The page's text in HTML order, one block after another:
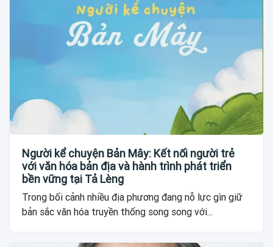
Người kể chuyện Bản Mây: Kết nối người trẻ
với văn hóa bản địa và hành trình phát triển
bền vững tại Tả Lèng
Trong bối cảnh nhiều địa phương đang nỗ lực gìn giữ
bản sắc văn hóa truyền thống song song với...